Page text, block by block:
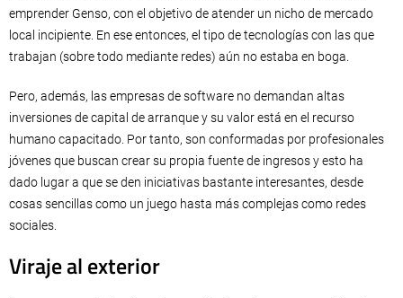
emprender Genso, con el objetivo de atender un nicho de mercado
local incipiente. En ese entonces, el tipo de tecnologías con las que
trabajan (sobre todo mediante redes) aún no estaba en boga.
Pero, además, las empresas de software no demandan altas
inversiones de capital de arranque y su valor está en el recurso
humano capacitado. Por tanto, son conformadas por profesionales
jóvenes que buscan crear su propia fuente de ingresos y esto ha
dado lugar a que se den iniciativas bastante interesantes, desde
cosas sencillas como un juego hasta más complejas como redes
sociales.
Viraje al exterior